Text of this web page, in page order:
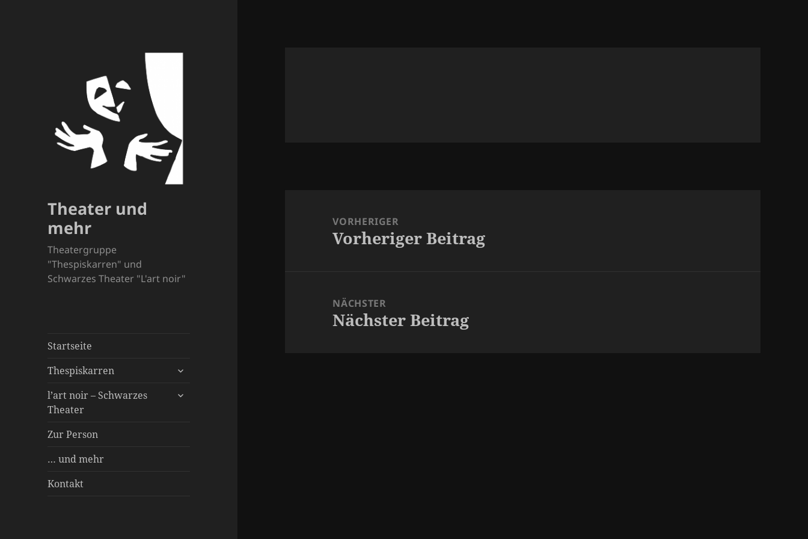
Theater und
mehr
Theatergruppe
"Thespiskarren" und
Schwarzes Theater "L'art noir"
Startseite
Thespiskarren
untermenü
Spielstücke
l’art noir – Schwarzes
Theater
untermenü
Über uns
Inszenierungen
Besonderer Service
Zur Person
… und mehr
Kontakt
VORHERIGER
Vorheriger
Vorheriger Beitrag
NÄCHSTER
Nächster
Nächster Beitrag